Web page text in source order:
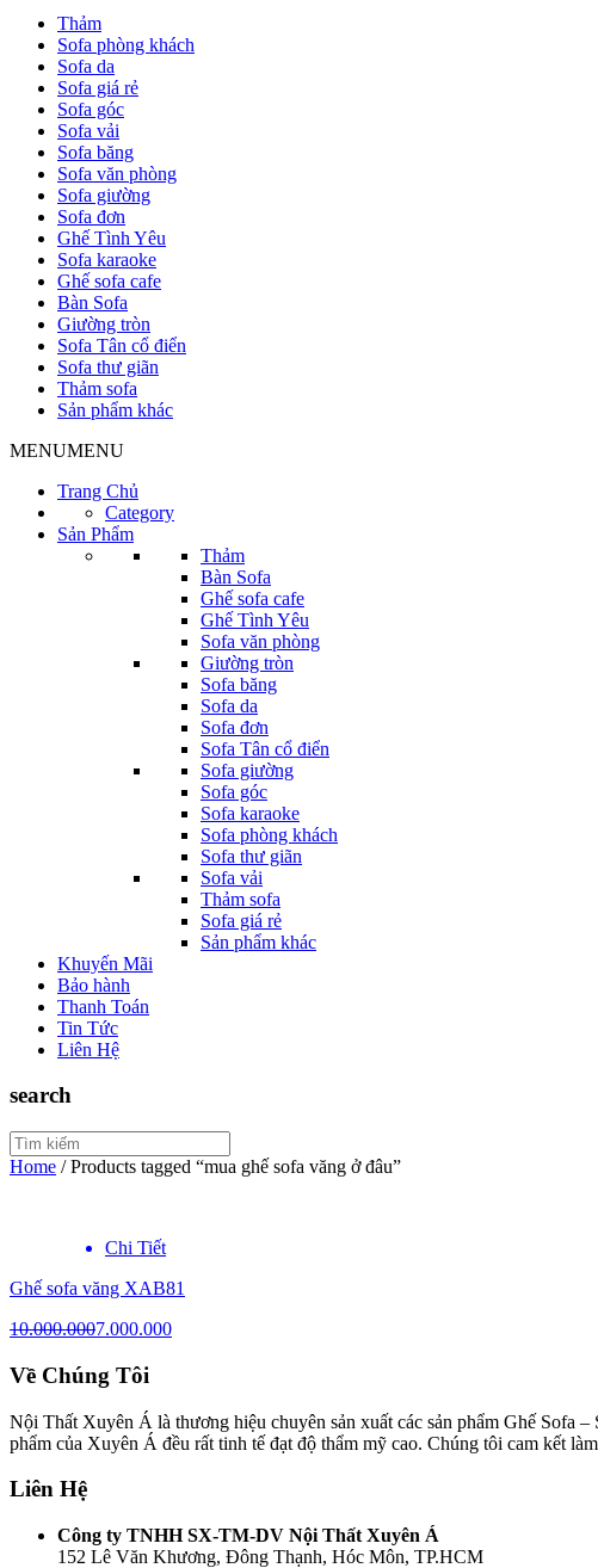
Thảm
Sofa phòng khách
Sofa da
Sofa giá rẻ
Sofa góc
Sofa vải
Sofa băng
Sofa văn phòng
Sofa giường
Sofa đơn
Ghế Tình Yêu
Sofa karaoke
Ghế sofa cafe
Bàn Sofa
Giường tròn
Sofa Tân cổ điển
Sofa thư giãn
Thảm sofa
Sản phẩm khác
MENUMENU
Trang Chủ
Category
Sản Phẩm
Thảm
Bàn Sofa
Ghế sofa cafe
Ghế Tình Yêu
Sofa văn phòng
Giường tròn
Sofa băng
Sofa da
Sofa đơn
Sofa Tân cổ điển
Sofa giường
Sofa góc
Sofa karaoke
Sofa phòng khách
Sofa thư giãn
Sofa vải
Thảm sofa
Sofa giá rẻ
Sản phẩm khác
Khuyến Mãi
Bảo hành
Thanh Toán
Tin Tức
Liên Hệ
search
Home /Products tagged “mua ghế sofa văng ở đâu”
Chi Tiết
Ghế sofa văng XAB81
10.000.0007.000.000
Về Chúng Tôi
Nội Thất Xuyên Á là thương hiệu chuyên sản xuất các sản phẩm Ghế Sofa
phẩm của Xuyên Á đều rất tinh tế đạt độ thẩm mỹ cao. Chúng tôi cam kết
Liên Hệ
Công ty TNHH SX-TM-DV Nội Thất Xuyên Á
152 Lê Văn Khương, Đông Thạnh, Hóc Môn, TP.HCM